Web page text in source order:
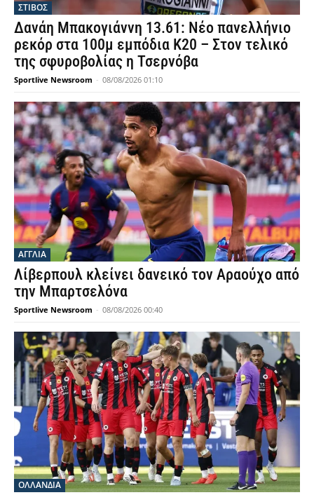
ΣΤΙΒΟΣ
Δανάη Μπακογιάννη 13.61: Νέο πανελλήνιο
ρεκόρ στα 100μ εμπόδια Κ20 – Στον τελικό
της σφυροβολίας η Τσερνόβα
Sportlive Newsroom - 08/08/2026 01:10
ΑΓΓΛΙΑ
Λίβερπουλ κλείνει δανεικό τον Αραούχο από
την Μπαρτσελόνα
Sportlive Newsroom - 08/08/2026 00:40
OΛΛΑΝΔΊΑ